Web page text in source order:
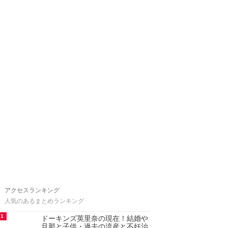
アクセスランキング
人気のあるまとめランキング
1
ドーキンズ英里奈の現在！結婚や